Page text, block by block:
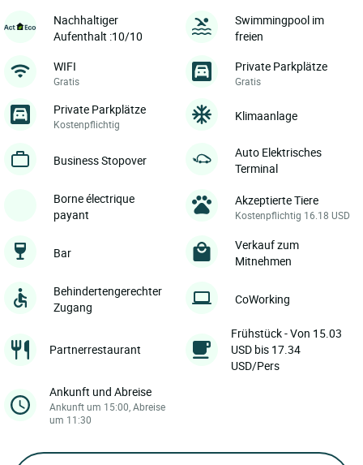
Nachhaltiger
Aufenthalt :10/10
Swimmingpool im
freien
WIFI
Gratis
Private Parkplätze
Gratis
Private Parkplätze
Kostenpflichtig
Klimaanlage
Business Stopover
Auto Elektrisches
Terminal
Borne électrique
payant
Akzeptierte Tiere
Kostenpflichtig 16.18 USD
Bar
Verkauf zum
Mitnehmen
Behindertengerechter
Zugang
CoWorking
Partnerrestaurant
Frühstück - Von 15.03
USD bis 17.34
USD/Pers
Ankunft und Abreise
Ankunft um 15:00, Abreise
um 11:30